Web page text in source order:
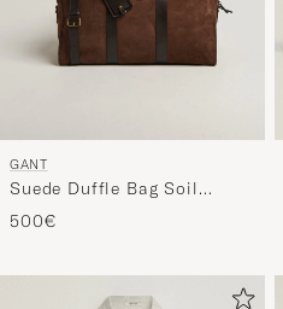
GANT
Suede Duffle Bag Soil
Brown
500€